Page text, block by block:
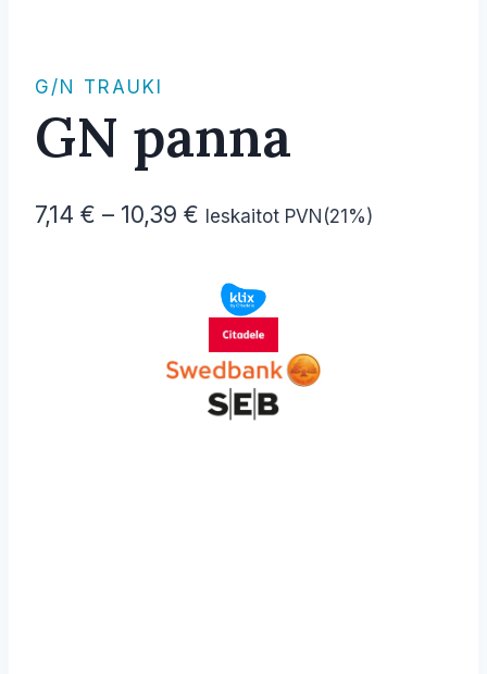
G/N TRAUKI
GN panna
7,14 € – 10,39 € Price
7,14 €
through
10,39 €
Ieskaitot PVN(21%)